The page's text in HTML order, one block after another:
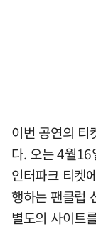
이번 공연의 티
다. 오는 4월16
인터파크 티켓
행하는 팬클럽
별도의 사이트